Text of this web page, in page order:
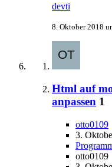
devti
8. Oktober 2018
Html auf
anpassen 1
otto0109
3.
otto0109